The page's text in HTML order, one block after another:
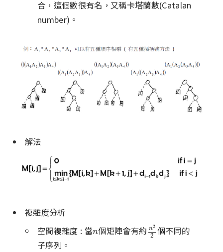
合，這個數很有名，又稱卡塔蘭數(Catalan
number)。
解法
複雜度分析
空間複雜度 : 當n
n個矩陣會有約 n2
2
n22
個不同的
子序列。